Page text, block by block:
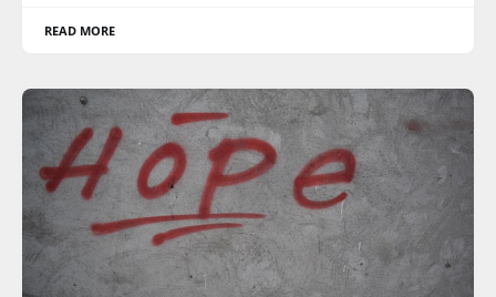
READ MORE